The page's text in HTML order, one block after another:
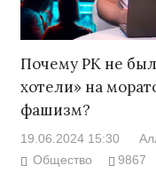
Почему РК не
хотели» на
фашизм?
19.06.2024 15:30
Общество
9867